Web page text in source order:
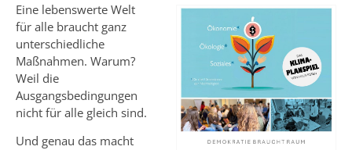
Eine lebenswerte Welt
für alle braucht ganz
unterschiedliche
Maßnahmen. Warum?
Weil die
Ausgangsbedingungen
nicht für alle gleich sind.
Und genau das macht